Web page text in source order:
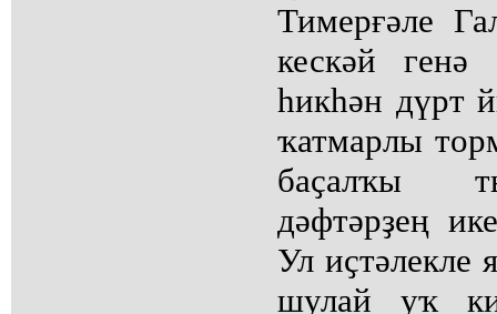
Тимерғәле
кескәй генә
һикһән дүрт
ҡатмарлы
баҫалҡы
дәфтәрҙең
Ул иҫтәлекле
шулай уҡ